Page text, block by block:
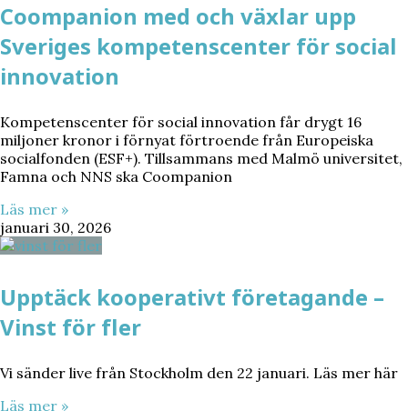
Coompanion med och växlar upp
Sveriges kompetenscenter för social
innovation
Kompetenscenter för social innovation får drygt 16
miljoner kronor i förnyat förtroende från Europeiska
socialfonden (ESF+). Tillsammans med Malmö universitet,
Famna och NNS ska Coompanion
Läs mer »
januari 30, 2026
Upptäck kooperativt företagande –
Vinst för fler
Vi sänder live från Stockholm den 22 januari. Läs mer här
Läs mer »